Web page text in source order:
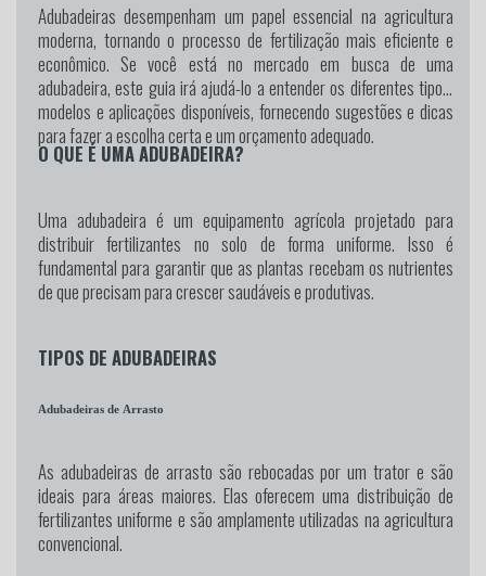
Adubadeiras desempenham um papel essencial na agricultura
moderna, tornando o processo de fertilização mais eficiente e
econômico. Se você está no mercado em busca de uma
adubadeira, este guia irá ajudá-lo a entender os diferentes tipos,
modelos e aplicações disponíveis, fornecendo sugestões e dicas
para fazer a escolha certa e um orçamento adequado.
O QUE É UMA ADUBADEIRA?
Uma adubadeira é um equipamento agrícola projetado para
distribuir fertilizantes no solo de forma uniforme. Isso é
fundamental para garantir que as plantas recebam os nutrientes
de que precisam para crescer saudáveis e produtivas.
TIPOS DE ADUBADEIRAS
Adubadeiras de Arrasto
As adubadeiras de arrasto são rebocadas por um trator e são
ideais para áreas maiores. Elas oferecem uma distribuição de
fertilizantes uniforme e são amplamente utilizadas na agricultura
convencional.